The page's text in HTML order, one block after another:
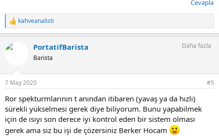
Cevapla
T
e
k
kahveanalisti
PortatifBarista
Barista
Daha fazla
7 May 2020 #5
Ror spekturmlarının t anından itibaren (yavaş ya da hızlı)
sürekli yükselmesi gerek diye biliyorum. Bunu yapabilmek
için de ısıyı son derece iyi kontrol eden bir sistem olması
gerek ama siz bu işi de çözersiniz Berker Hocam